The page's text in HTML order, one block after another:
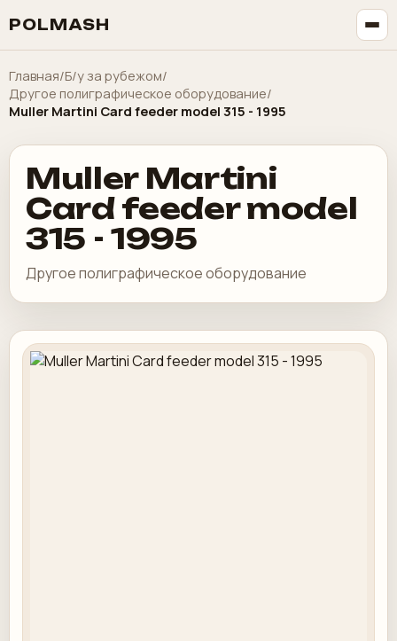
POLMASH
Главная/Б/у за рубежом/
Другое полиграфическое оборудование/
Muller Martini Card feeder model 315 - 1995
Muller Martini
Card feeder model
315 - 1995
Другое полиграфическое оборудование